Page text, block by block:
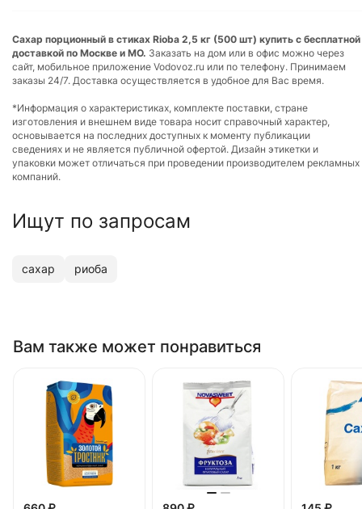
Сахар порционный в стиках Rioba 2,5 кг (500 шт) купить с бесплатной
доставкой по Москве и МО. Заказать на дом или в офис можно через
сайт, мобильное приложение Vodovoz.ru или по телефону. Принимаем
заказы 24/7. Доставка осуществляется в удобное для Вас время.
*Информация о характеристиках, комплекте поставки, стране
изготовления и внешнем виде товара носит справочный характер,
основывается на последних доступных к моменту публикации
сведениях и не является публичной офертой. Дизайн этикетки и
упаковки может отличаться при проведении производителем рекламных
компаний.
Ищут по запросам
сахар риоба
Вам также может понравиться